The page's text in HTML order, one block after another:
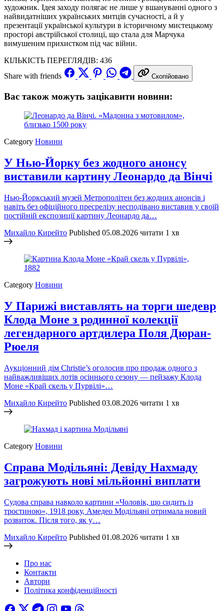
художник. Ідея заходу полягає не лише у вшануванні одного з
найвидатніших українських митців сучасності, а й у
презентації української культури в історичному мистецькому
просторі австрійської столиці, що стала для Марчука
вимушеним прихистком під час війни.
КІЛЬКІСТЬ ПЕРЕГЛЯДІВ: 436
Share with friends
Скопійовано
Вас також можуть зацікавити новини:
Category Новини
У Нью-Йорку без жодного анонсу
виставили картину Леонардо да Вінчі
Нью-Йоркський музей Метрополітен без жодних анонсів і
навіть без офіційного пресрелізу несподівано виставив у своїй
постійній експозиції картину Леонардо да…
Михайло Кирейто Published 05.08.2026 читати 1 хв
Category Новини
У Парижі виставлять на торги шедевр
Клода Моне з родинної колекції
легендарного артдилера Поля Дюран-
Рюеля
Аукціонний дім Christie’s оголосив про продаж одного з
найважливіших лотів осіннього сезону — пейзажу Клода
Моне «Край скель у Пурвілі»…
Михайло Кирейто Published 03.08.2026 читати 1 хв
Category Новини
Справа Модільяні: Девіду Нахмаду
загрожують нові мільйонні виплати
Судова справа навколо картини «Чоловік, що сидить із
тростиною», 1918 року, Амедео Модільяні отримала новий
розвиток. Після того, як у…
Михайло Кирейто Published 01.08.2026 читати 1 хв
Про нас
Контакти
Автори
Політика конфіденційності